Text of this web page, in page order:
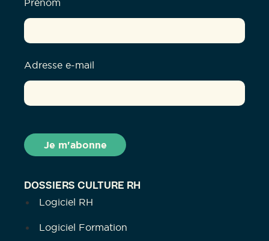
DOSSIERS CULTURE RH
Logiciel RH
Logiciel Formation
Adresse e-mail